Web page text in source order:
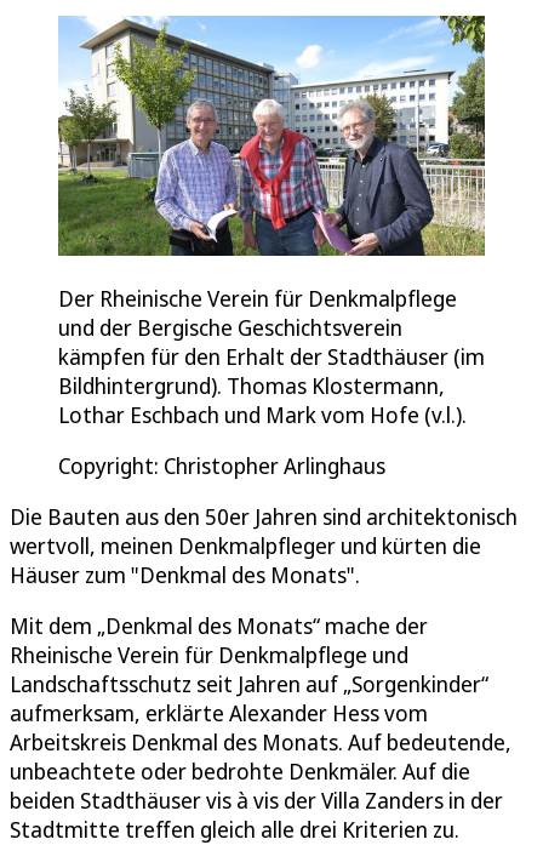
Der Rheinische Verein für Denkmalpflege
und der Bergische Geschichtsverein
kämpfen für den Erhalt der Stadthäuser (im
Bildhintergrund). Thomas Klostermann,
Lothar Eschbach und Mark vom Hofe (v.l.).
Copyright: Christopher Arlinghaus
Die Bauten aus den 50er Jahren sind architektonisch
wertvoll, meinen Denkmalpfleger und kürten die
Häuser zum "Denkmal des Monats".
Mit dem „Denkmal des Monats“ mache der
Rheinische Verein für Denkmalpflege und
Landschaftsschutz seit Jahren auf „Sorgenkinder“
aufmerksam, erklärte Alexander Hess vom
Arbeitskreis Denkmal des Monats. Auf bedeutende,
unbeachtete oder bedrohte Denkmäler. Auf die
beiden Stadthäuser vis à vis der Villa Zanders in der
Stadtmitte treffen gleich alle drei Kriterien zu.